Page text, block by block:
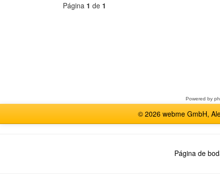
Página 1 de 1
Powered by
© 2026 webme GmbH,
Página de